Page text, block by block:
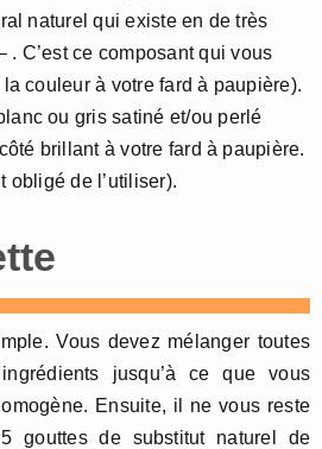
naturel qui existe en de très
. C’est ce composant qui vous
couleur à votre fard à paupière).
ou gris satiné et/ou perlé
brillant à votre fard à paupière.
obligé de l’utiliser).
Vous devez mélanger toutes
jusqu’à ce que vous
Ensuite, il ne vous reste
gouttes de substitut naturel de